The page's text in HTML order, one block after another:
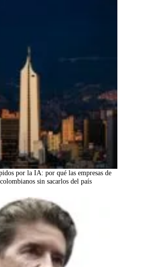
por la IA: por qué las empresas de
sin sacarlos del país